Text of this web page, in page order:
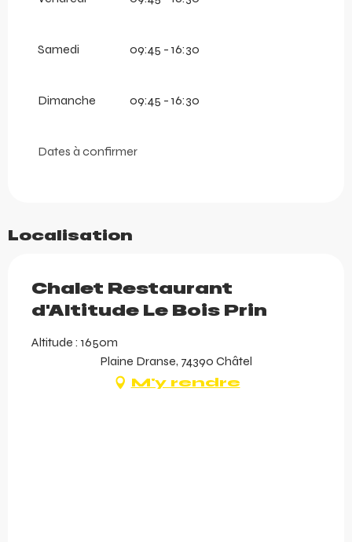
Samedi 09:45 - 16:30
Dimanche 09:45 - 16:30
Dates à confirmer
Localisation
Chalet Restaurant
d'Altitude Le Bois Prin
Altitude : 1650m
Plaine Dranse, 74390 Châtel
M'y rendre